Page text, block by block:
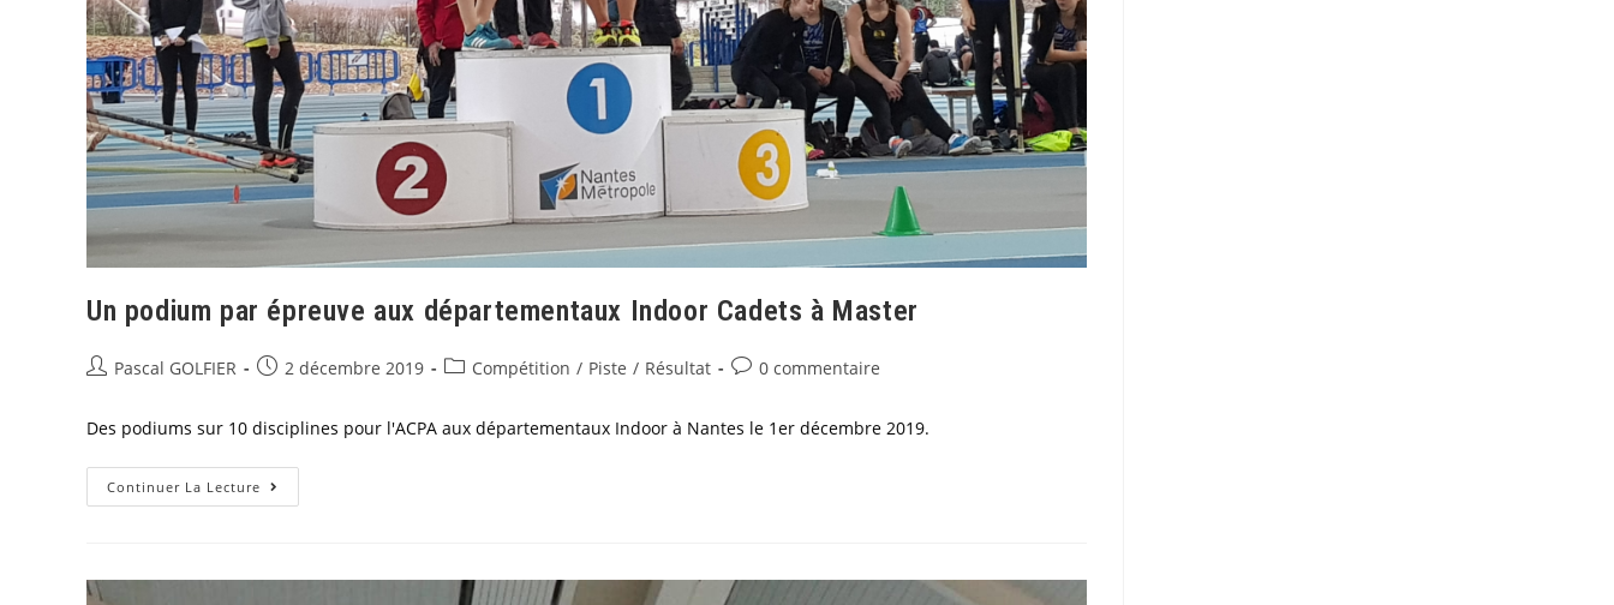
Un podium par épreuve aux départementaux Indoor Cadets à Master
Pascal GOLFIER 2 décembre 2019 Compétition / Piste / Résultat 0 commentaire
Des podiums sur 10 disciplines pour l'ACPA aux départementaux Indoor à Nantes le 1er décembre 2019.
Continuer La Lecture